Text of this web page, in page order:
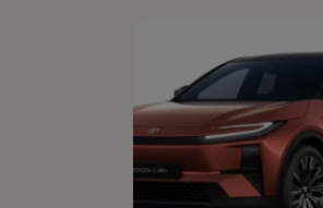
Etriere frână gri
Carcase oglinzi negre
Mânere portiere în